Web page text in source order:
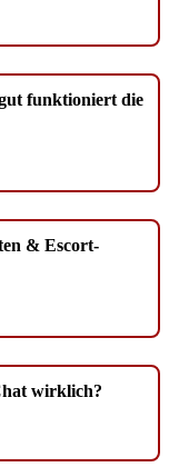
funktioniert die
& Escort-
wirklich?